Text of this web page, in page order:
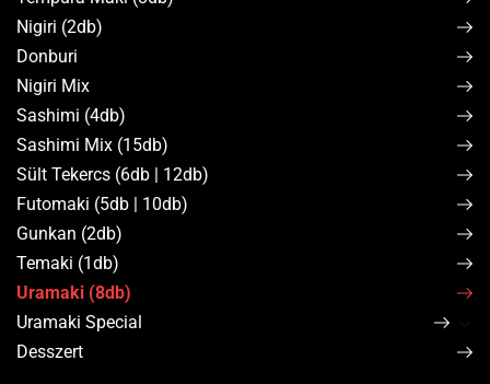
Nigiri (2db)
Donburi
Nigiri Mix
Sashimi (4db)
Sashimi Mix (15db)
Sült Tekercs (6db | 12db)
Futomaki (5db | 10db)
Gunkan (2db)
Temaki (1db)
Uramaki (8db)
Uramaki Special
Desszert